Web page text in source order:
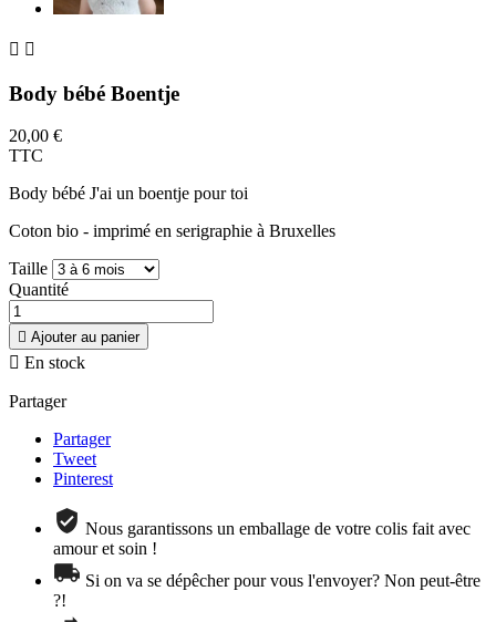
 
Body bébé Boentje
20,00 €
TTC
Body bébé J'ai un boentje pour toi
Coton bio - imprimé en serigraphie à Bruxelles
Taille
Quantité
 Ajouter au panier
 En stock
Partager
Partager
Tweet
Pinterest
Nous garantissons un emballage de votre colis fait avec
amour et soin !
Si on va se dépêcher pour vous l'envoyer? Non peut-être
?!